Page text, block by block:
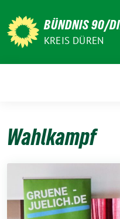
zum
Inhalt
BÜNDNIS 90/
KREIS DÜREN
Wahlkampf